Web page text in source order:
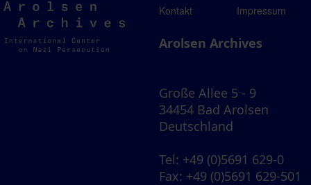
Arolsen
Archives
Kontakt Impressum
Arolsen Archives
Große Allee 5 - 9
34454 Bad Arolsen
Deutschland
Tel: +49 (0)5691 629-0
Fax: +49 (0)5691 629-501